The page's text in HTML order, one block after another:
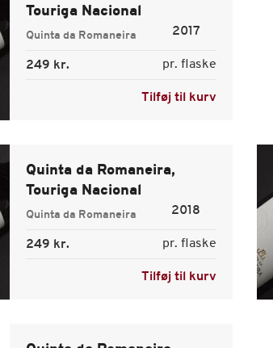
Touriga Nacional
Quinta da Romaneira 2017
249 kr. pr. flaske
Tilføj til kurv
Quinta da Romaneira,
Touriga Nacional
Quinta da Romaneira 2018
249 kr. pr. flaske
Tilføj til kurv